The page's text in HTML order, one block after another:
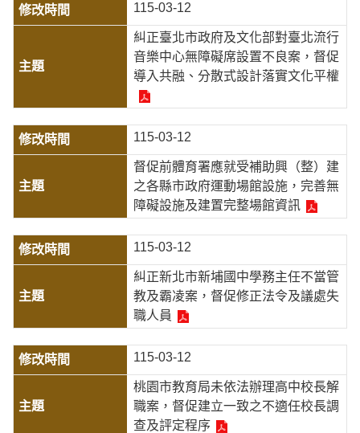
115-03-12
糾正臺北市政府及文化部對臺北流行
音樂中心無障礙席設置不良案，督促
導入共融、分散式設計落實文化平權
115-03-12
督促前體育署應就受補助興（整）建
之各縣市政府運動場館設施，完善無
障礙設施及建置完整場館資訊
115-03-12
糾正新北市新埔國中學務主任不當管
教及霸凌案，督促修正法令及議處失
職人員
115-03-12
桃園市教育局未依法辦理高中校長解
職案，督促建立一致之不適任校長調
查及評定程序